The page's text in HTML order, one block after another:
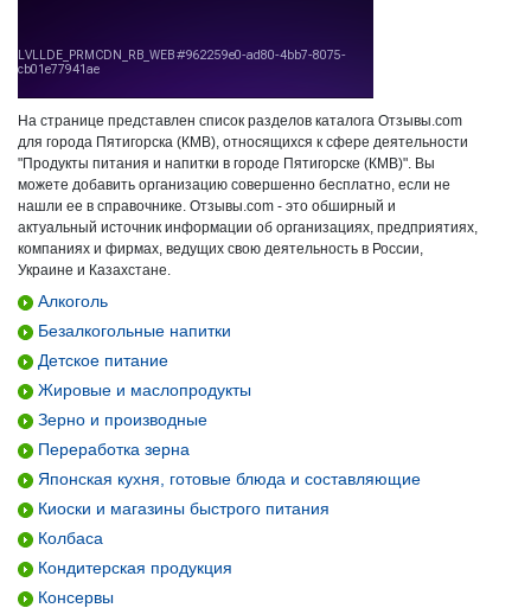
На странице представлен список разделов каталога Отзывы.com
для города Пятигорска (КМВ), относящихся к сфере деятельности
"Продукты питания и напитки в городе Пятигорске (КМВ)". Вы
можете добавить организацию совершенно бесплатно, если не
нашли ее в справочнике. Отзывы.com - это обширный и
актуальный источник информации об организациях, предприятиях,
компаниях и фирмах, ведущих свою деятельность в России,
Украине и Казахстане.
Алкоголь
Безалкогольные напитки
Детское питание
Жировые и маслопродукты
Зерно и производные
Переработка зерна
Японская кухня, готовые блюда и составляющие
Киоски и магазины быстрого питания
Колбаса
Кондитерская продукция
Консервы